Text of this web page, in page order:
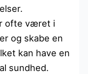
ofte været i
og skabe en
kan have en
sundhed.